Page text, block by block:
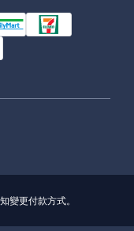
變更付款方式。